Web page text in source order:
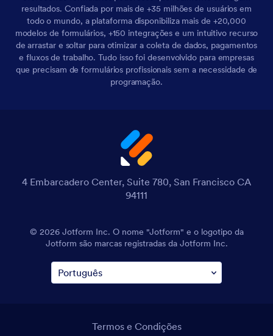
resultados. Confiada por mais de +35 milhões de usuários em
todo o mundo, a plataforma disponibiliza mais de +20,000
modelos de formulários, +150 integrações e um intuitivo recurso
de arrastar e soltar para otimizar a coleta de dados, pagamentos
e fluxos de trabalho. Tudo isso foi desenvolvido para empresas
que precisam de formulários profissionais sem a necessidade de
programação.
4 Embarcadero Center, Suite 780, San Francisco CA
94111
© 2026 Jotform Inc. O nome "Jotform" e o logotipo da
Jotform são marcas registradas da Jotform Inc.
Termos e Condições